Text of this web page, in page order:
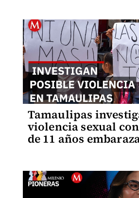
Tamaulipas
violencia sexual
de 11 años